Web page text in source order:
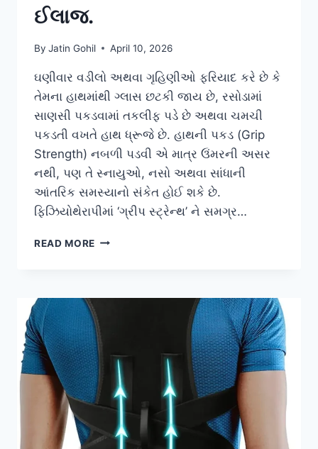
ઈલાજ.
By Jatin Gohil April 10, 2026
ઘણીવાર વડીલો અથવા ગૃહિણીઓ ફરિયાદ કરે છે કે
તેમના હાથમાંથી ગ્લાસ છટકી જાય છે, રસોડામાં
સાણસી પકડવામાં તકલીફ પડે છે અથવા ચમચી
પકડતી વખતે હાથ ધ્રૂજે છે. હાથની પકડ (Grip
Strength) નબળી પડવી એ માત્ર ઉંમરની અસર
નથી, પણ તે સ્નાયુઓ, નસો અથવા સાંધાની
આંતરિક સમસ્યાનો સંકેત હોઈ શકે છે.
ફિઝિયોથેરાપીમાં ‘ગ્રીપ સ્ટ્રેન્થ’ ને સમગ્ર…
READ MORE હાથની
નબળી
પડવી:
ગ્લાસ
કે
ચમચી
પકડવામાં
થતી
મુશ્કેલીનો